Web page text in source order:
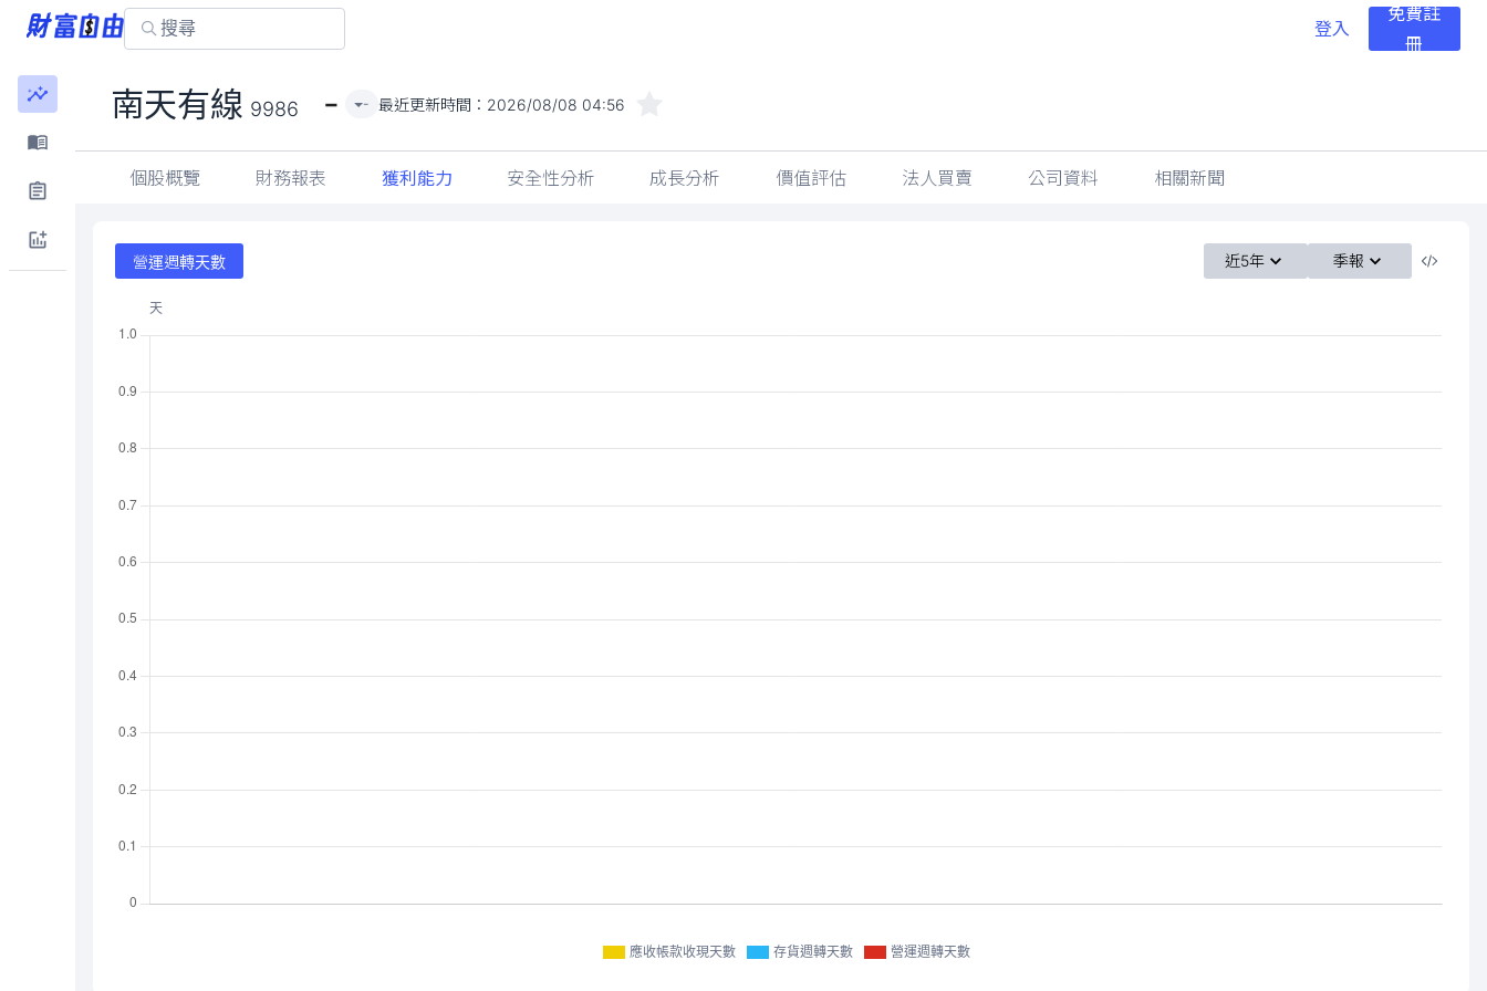
登入
免費註
冊
南天有線 9986 - - 最近更新時間： 2026/08/08 04:56
個股概覽 財務報表 獲利能力 安全性分析 成長分析 價值評估 法人買賣 公司資料 相關新聞
營運週轉天數 近5年 季報
應收帳款收現天數 存貨週轉天數 營運週轉天數